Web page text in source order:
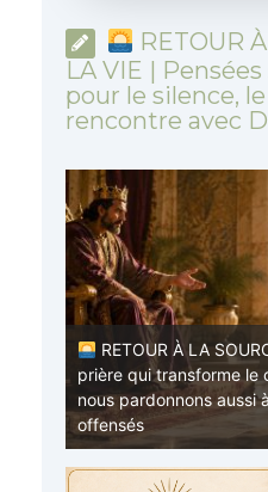
RETOUR
LA VIE |
pour le silence,
rencontre avec
RETOUR À LA
prière qui
pardonne-nous nos